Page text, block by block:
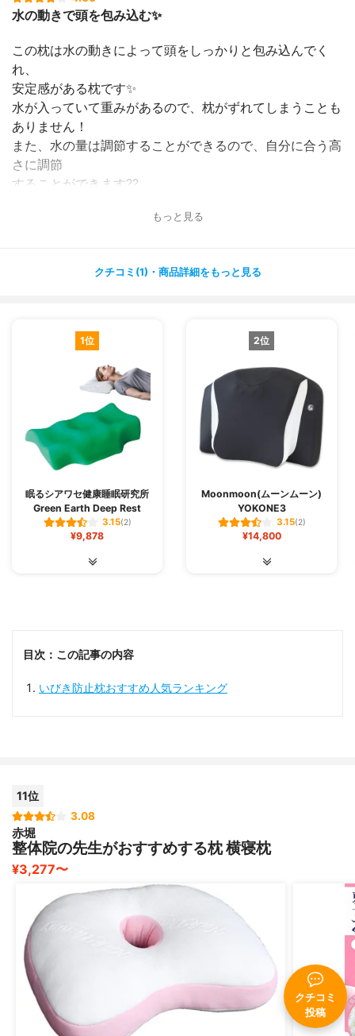
クチコミ
投稿
水の動きで頭を包み込む✨
この枕は水の動きによって頭をしっかりと包み込んでく
れ、
安定感がある枕です✨
水が入っていて重みがあるので、枕がずれてしまうことも
ありません！
また、水の量は調節することができるので、自分に合う高
さに調節
することができます??
肩や首の形にフィットしてくれるからか、朝起きた時の肩
水の動く音がはじめは寝付くまで少し気になりましたが、
価格は少し高いですが、肩や首の痛みでお悩みの方にはお
もっと見る
クチコミ(1)・商品詳細をもっと見る
1位
眠るシアワセ健康睡眠研究所
Green Earth Deep Rest
3.15(2)
¥9,878
2位
Moonmoon(ムーンムーン)
YOKONE3
3.15(2)
¥14,800
目次：この記事の内容
いびき防止枕おすすめ人気ランキング
11位
3.08
赤堀
整体院の先生がおすすめする枕 横寝枕
¥3,277〜